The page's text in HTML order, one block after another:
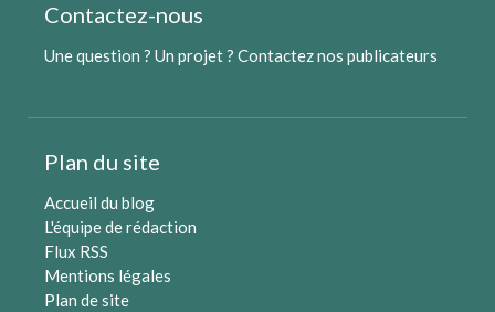
Contactez-nous
Une question ? Un projet ? Contactez nos publicateurs
Plan du site
Accueil du blog
L'équipe de rédaction
Flux RSS
Mentions légales
Plan de site